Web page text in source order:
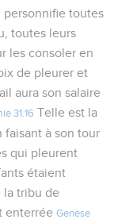
toutes
toutes leurs
les consoler en
de pleurer et
aura son salaire
31.16 Telle est la
à son tour
qui pleurent
étaient
la tribu de
enterrée Genèse